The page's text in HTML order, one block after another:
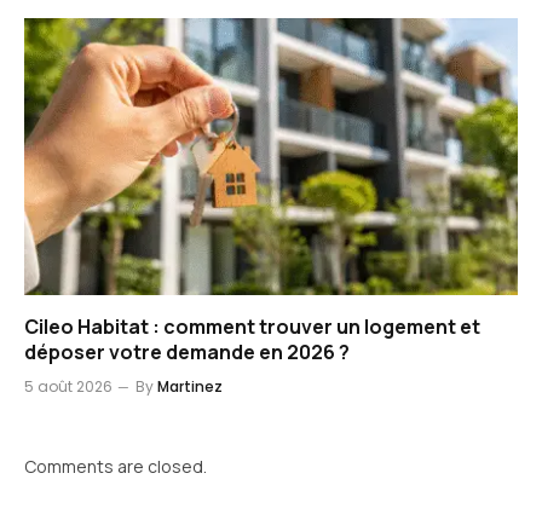
Cileo Habitat : comment trouver un logement et
déposer votre demande en 2026 ?
5 août 2026 ByMartinez
Comments are closed.